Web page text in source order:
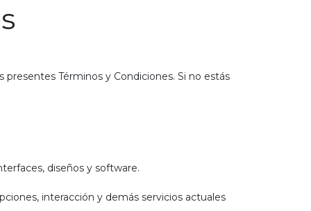
presentes Términos y Condiciones. Si no estás
diseños y software.
interacción y demás servicios actuales